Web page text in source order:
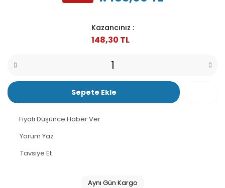
Kazancınız :
148,30 TL
Sepete Ekle
Fiyatı Düşünce Haber Ver
Yorum Yaz
Tavsiye Et
Aynı Gün Kargo